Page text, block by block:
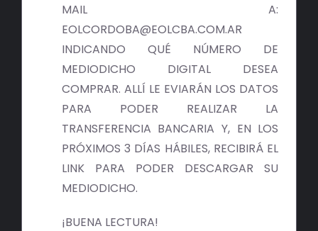
MEDIODICHO
ACTUALIDAD
CONTACTO
MAIL A:
EOLCORDOBA@EOLCBA.COM.AR
INDICANDO QUÉ NÚMERO DE
MEDIODICHO DIGITAL DESEA
COMPRAR. ALLÍ LE EVIARÁN LOS DATOS
PARA PODER REALIZAR LA
TRANSFERENCIA BANCARIA Y, EN LOS
PRÓXIMOS 3 DÍAS HÁBILES, RECIBIRÁ EL
LINK PARA PODER DESCARGAR SU
MEDIODICHO.
¡BUENA LECTURA!